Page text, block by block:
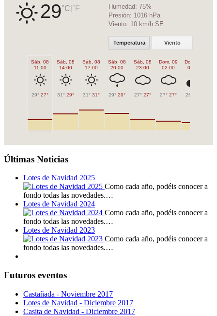
29°C °F Humedad: 75%
Presión: 1016 hPa
Viento: 10 km/h SE
Temperatura Viento
Sáb, 08
11:00
29° 27°
Sáb, 08
14:00
31° 29°
Sáb, 08
17:00
31° 31°
Sáb, 08
20:00
29° 29°
Sáb, 08
23:00
27° 27°
Dom, 09
02:00
27° 27°
Dom, 09
05:00
26°
Últimas Noticias
Lotes de Navidad 2025
Como cada año, podéis conocer a
fondo todas las novedades.…
Lotes de Navidad 2024
Como cada año, podéis conocer a
fondo todas las novedades.…
Lotes de Navidad 2023
Como cada año, podéis conocer a
fondo todas las novedades.…
Futuros eventos
Castañada - Noviembre 2017
Lotes de Navidad - Diciembre 2017
Casita de Navidad - Diciembre 2017